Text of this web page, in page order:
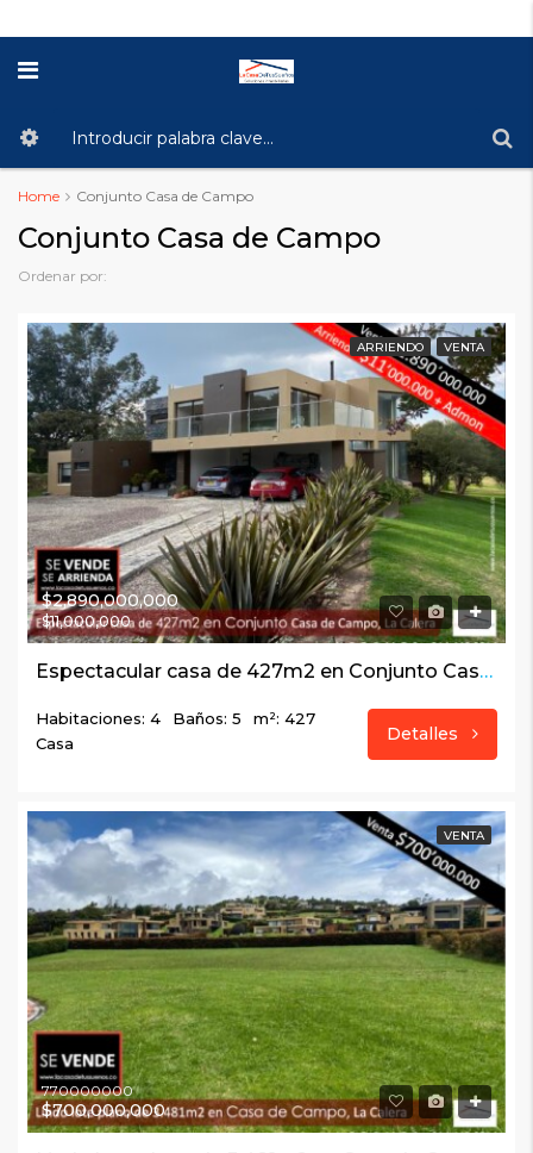
Home Conjunto Casa de Campo
Conjunto Casa de Campo
Ordenar por:
ARRIENDO VENTA
$2,890,000,000
$11,000,000
Espectacular casa de 427m2 en Conjunto Casa de Campo, La Calera
Habitaciones: 4 Baños: 5
m²: 427
Casa
Detalles
VENTA
770000000
$700,000,000